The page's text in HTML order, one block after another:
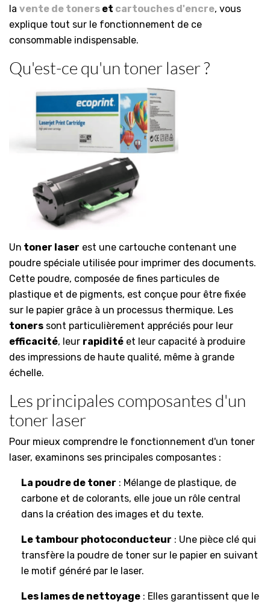
la vente de toners et cartouches d'encre, vous
explique tout sur le fonctionnement de ce
consommable indispensable.
Qu'est-ce qu'un toner laser ?
Un toner laser est une cartouche contenant une
poudre spéciale utilisée pour imprimer des documents.
Cette poudre, composée de fines particules de
plastique et de pigments, est conçue pour être fixée
sur le papier grâce à un processus thermique. Les
toners sont particulièrement appréciés pour leur
efficacité, leur rapidité et leur capacité à produire
des impressions de haute qualité, même à grande
échelle.
Les principales composantes d'un
toner laser
Pour mieux comprendre le fonctionnement d'un toner
laser, examinons ses principales composantes :
La poudre de toner : Mélange de plastique, de
carbone et de colorants, elle joue un rôle central
dans la création des images et du texte.
Le tambour photoconducteur : Une pièce clé qui
transfère la poudre de toner sur le papier en suivant
le motif généré par le laser.
Les lames de nettoyage : Elles garantissent que le